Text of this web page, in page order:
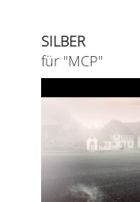
SILBER
für "MCP"